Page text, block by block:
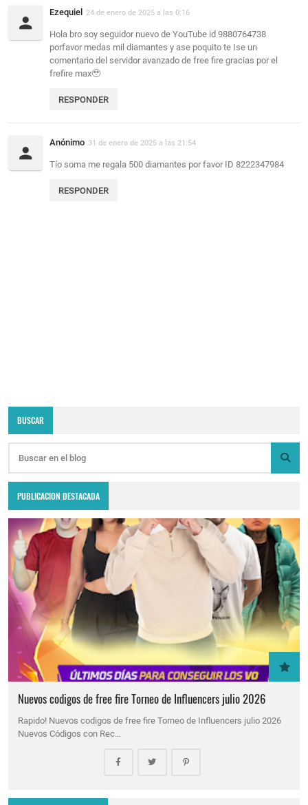
Ezequiel 24 de enero de 2025 a las 0:16
Hola bro soy seguidor nuevo de YouTube id 9880764738
porfavor medas mil diamantes y ase poquito te Ise un
comentario del servidor avanzado de free fire gracias por el
frefire max🥹
RESPONDER
Anónimo 31 de enero de 2025 a las 21:54
Tío soma me regala 500 diamantes por favor ID 8222347984
RESPONDER
BUSCAR
PUBLICACION DESTACADA
Nuevos codigos de free fire Torneo de Influencers julio 2026
Rapido! Nuevos codigos de free fire Torneo de Influencers julio 2026
Nuevos Códigos con Rec…